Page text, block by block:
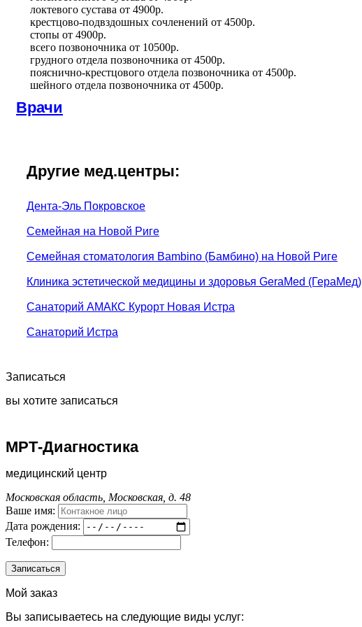
локтевого сустава от 4900р.
крестцово-подвздошных сочленений от 4500р.
стопы от 4900р.
всего позвоночника от 10500р.
грудного отдела позвоночника от 4500р.
пояснично-крестцового отдела позвоночника от 4500р.
шейного отдела позвоночника от 4500р.
Врачи
Другие мед.центры:
Дента-Эль Покровское
Семейная на Новой Риге
Семейная стоматология Bambino (Бамбино) на Новой Риге
Клиника эстетической медицины и здоровья GeraMed (ГераМед)
Санаторий АМАКС Курорт Новая Истра
Санаторий Истра
Записаться
вы хотите записаться
МРТ-Диагностика
медицинский центр
Московская область, Московская, д. 48
Ваше имя:
Дата рождения:
Телефон:
Мой заказ
Вы записываетесь на следующие виды услуг: